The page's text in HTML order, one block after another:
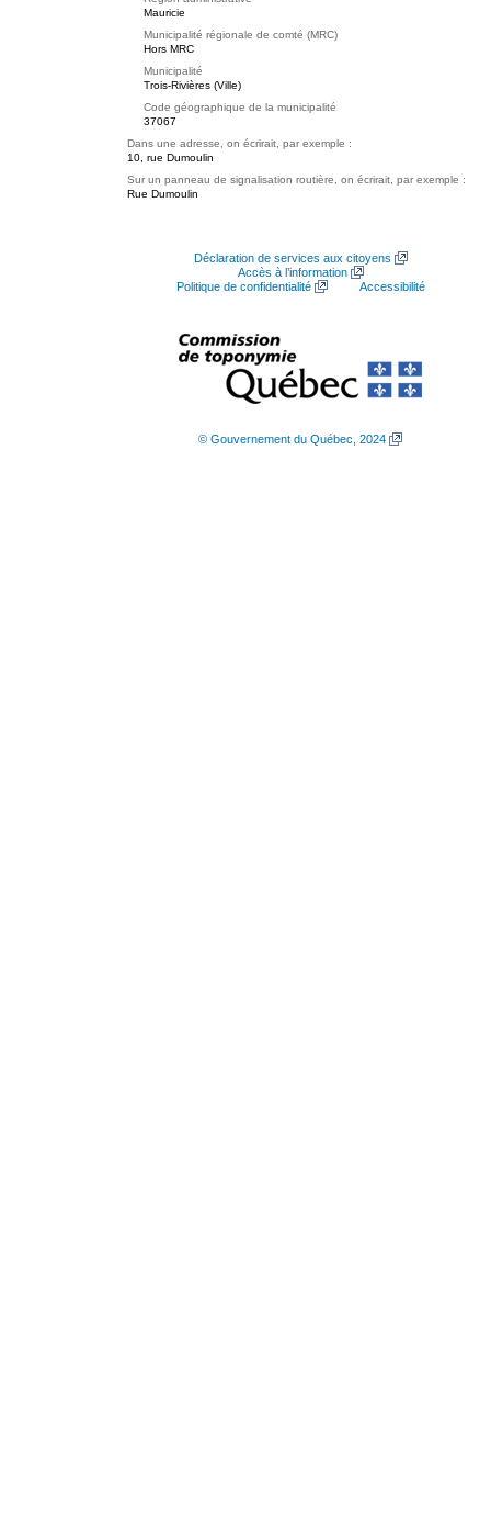
Mauricie
Municipalité régionale de comté (MRC)
Hors MRC
Municipalité
Trois-Rivières (Ville)
Code géographique de la municipalité
37067
Dans une adresse, on écrirait, par exemple :
10, rue Dumoulin
Sur un panneau de signalisation routière, on écrirait, par exemple :
Rue Dumoulin
Déclaration de services aux citoyens
Accès à l’information
Politique de confidentialité
Accessibilité
© Gouvernement du Québec, 2024